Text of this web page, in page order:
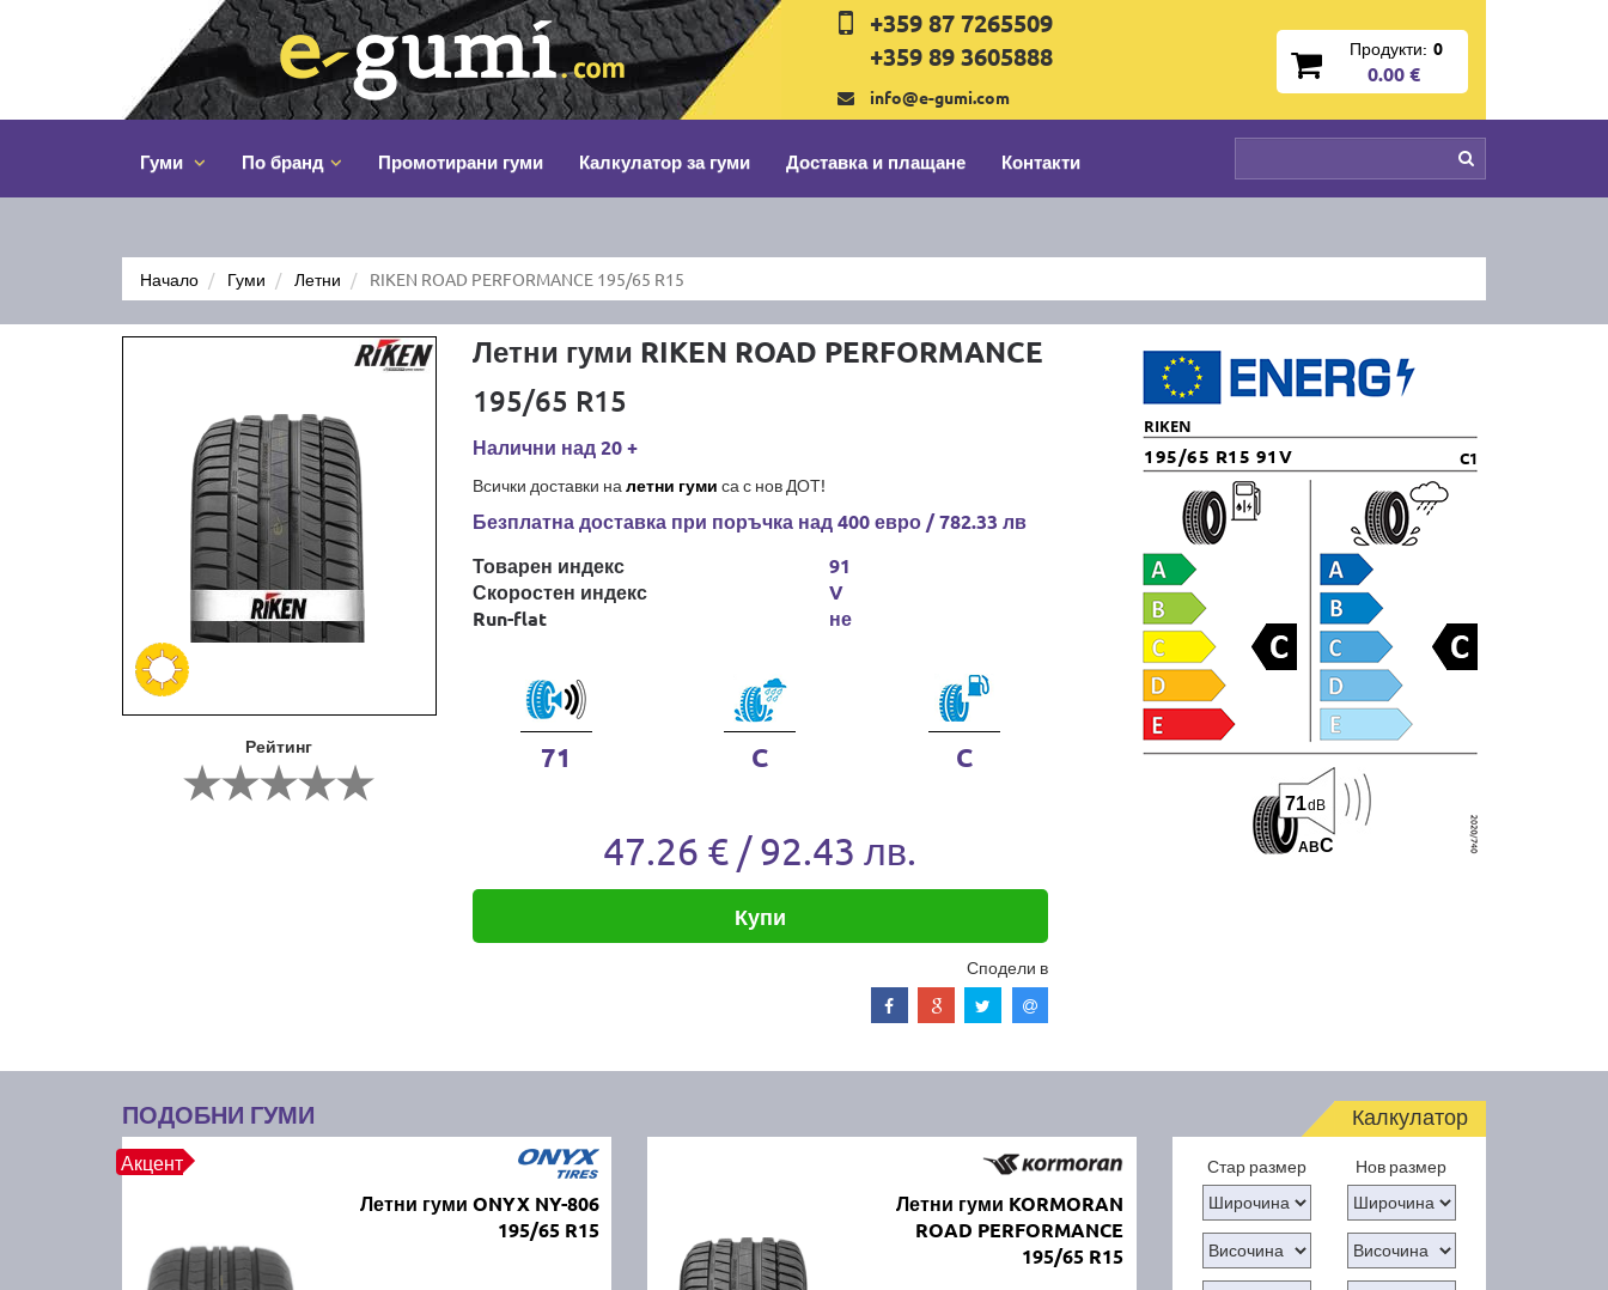
+359 87 7265509
+359 89 3605888
info@e-gumi.com
Продукти: 0
0.00 €
Гуми По бранд Промотирани гуми Калкулатор за гуми Доставка и плащане Контакти
Начало Гуми Летни RIKEN ROAD PERFORMANCE 195/65 R15
Рейтинг
Летни гуми RIKEN ROAD PERFORMANCE
195/65 R15
Налични над 20 +
Всички доставки на летни гуми са с нов ДОТ!
Безплатна доставка при поръчка над 400 евро / 782.33 лв
Товарен индекс
Скоростен индекс
Run-flat
91
V
не
71 C C
47.26 € / 92.43 лв.
Купи
Сподели в
RIKEN
195/65 R15 91V C1
ABC
71dB
ПОДОБНИ ГУМИ
Акцент
Летни гуми ONYX NY-806
195/65 R15
Летни гуми KORMORAN
ROAD PERFORMANCE
195/65 R15
Калкулатор
Стар размер Нов размер